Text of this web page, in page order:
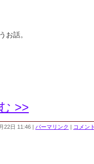
お話。
>>
22日 11:46 | パーマリンク | コメン